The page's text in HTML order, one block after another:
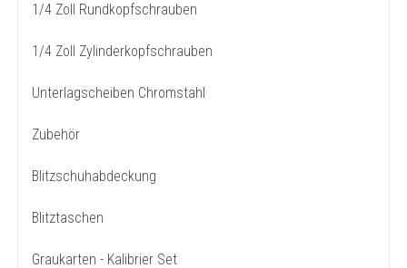
1/4 Zoll Rundkopfschrauben
1/4 Zoll Zylinderkopfschrauben
Unterlagscheiben Chromstahl
Zubehör
Blitzschuhabdeckung
Blitztaschen
Graukarten - Kalibrier Set